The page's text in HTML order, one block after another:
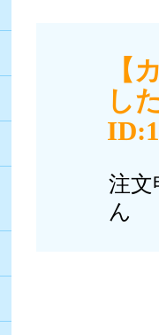
【
し
注
ん